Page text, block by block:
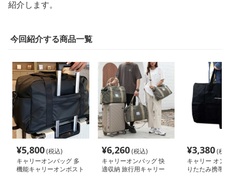
紹介します。
今回紹介する商品一覧
¥5,800(税込)
キャリーオンバッグ 多
機能キャリーオンボスト
¥6,260(税込)
キャリーオンバッグ 快
適収納 旅行用キャリー
¥3,380(税
キャリー オン
りたたみ携帯